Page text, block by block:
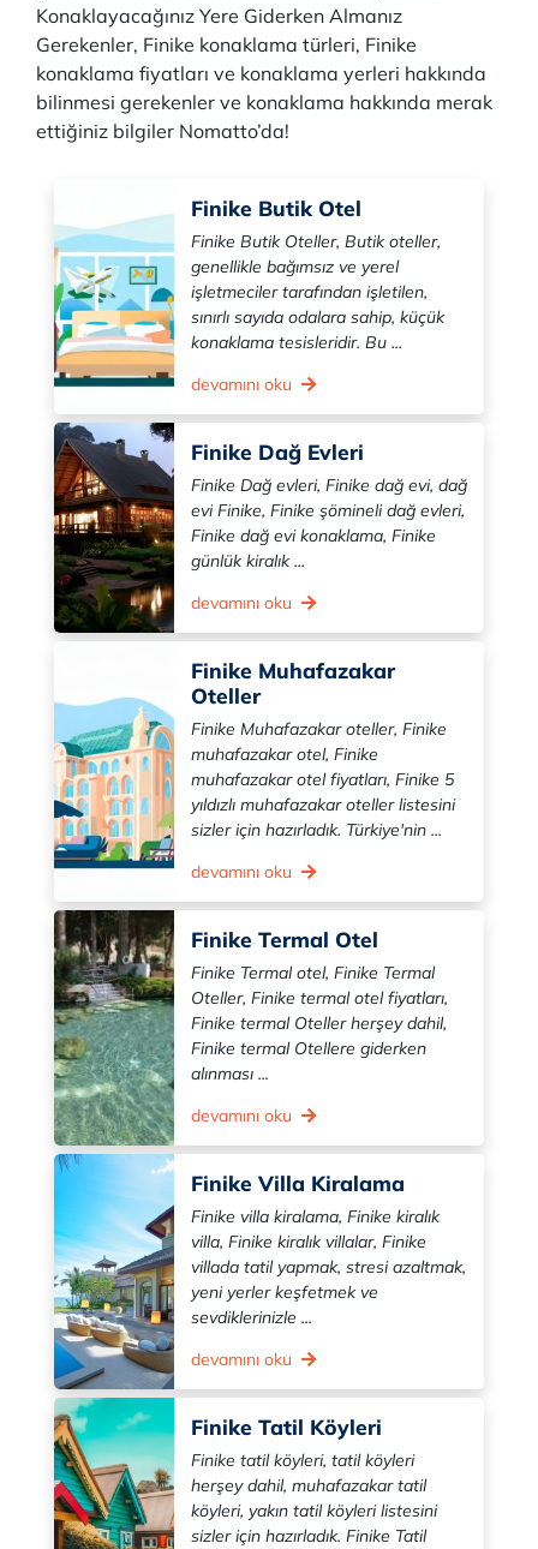
Konaklayacağınız Yere Giderken Almanız
Gerekenler, Finike konaklama türleri, Finike
konaklama fiyatları ve konaklama yerleri hakkında
bilinmesi gerekenler ve konaklama hakkında merak
ettiğiniz bilgiler Nomatto’da!
Finike Butik Otel
Finike Butik Oteller, Butik oteller,
genellikle bağımsız ve yerel
işletmeciler tarafından işletilen,
sınırlı sayıda odalara sahip, küçük
konaklama tesisleridir. Bu ...
devamını oku
Finike Dağ Evleri
Finike Dağ evleri, Finike dağ evi, dağ
evi Finike, Finike şömineli dağ evleri,
Finike dağ evi konaklama, Finike
günlük kiralık ...
devamını oku
Finike Muhafazakar
Oteller
Finike Muhafazakar oteller, Finike
muhafazakar otel, Finike
muhafazakar otel fiyatları, Finike 5
yıldızlı muhafazakar oteller listesini
sizler için hazırladık. Türkiye'nin ...
devamını oku
Finike Termal Otel
Finike Termal otel, Finike Termal
Oteller, Finike termal otel fiyatları,
Finike termal Oteller herşey dahil,
Finike termal Otellere giderken
alınması ...
devamını oku
Finike Villa Kiralama
Finike villa kiralama, Finike kiralık
villa, Finike kiralık villalar, Finike
villada tatil yapmak, stresi azaltmak,
yeni yerler keşfetmek ve
sevdiklerinizle ...
devamını oku
Finike Tatil Köyleri
Finike tatil köyleri, tatil köyleri
herşey dahil, muhafazakar tatil
köyleri, yakın tatil köyleri listesini
sizler için hazırladık. Finike Tatil